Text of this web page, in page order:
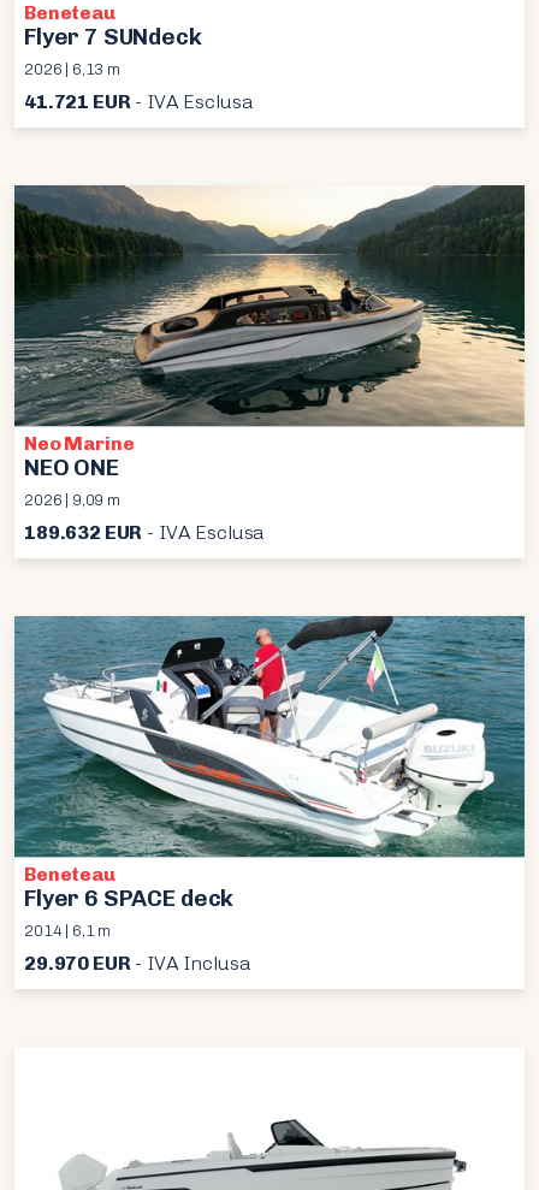
Beneteau
Flyer 7 SUNdeck
2026 | 6,13 m
41.721 EUR- IVA Esclusa
Neo Marine
NEO ONE
2026 | 9,09 m
189.632 EUR - IVA Esclusa
Beneteau
Flyer 6 SPACE deck
2014 | 6,1 m
29.970 EUR- IVA Inclusa